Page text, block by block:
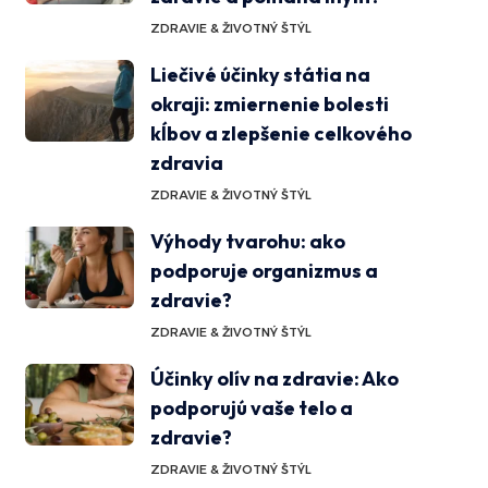
ZDRAVIE & ŽIVOTNÝ ŠTÝL
Liečivé účinky státia na
okraji: zmiernenie bolesti
kĺbov a zlepšenie celkového
zdravia
ZDRAVIE & ŽIVOTNÝ ŠTÝL
Výhody tvarohu: ako
podporuje organizmus a
zdravie?
ZDRAVIE & ŽIVOTNÝ ŠTÝL
Účinky olív na zdravie: Ako
podporujú vaše telo a
zdravie?
ZDRAVIE & ŽIVOTNÝ ŠTÝL